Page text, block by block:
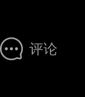
评论